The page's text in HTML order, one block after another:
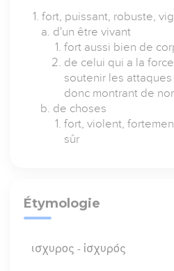
fort, puissant, robuste,
d'un être vivant
fort aussi bien de
de celui qui a la
soutenir les
donc montrant de
de choses
fort, violent,
sûr
Étymologie
ισχυρος - ἰσχυρός